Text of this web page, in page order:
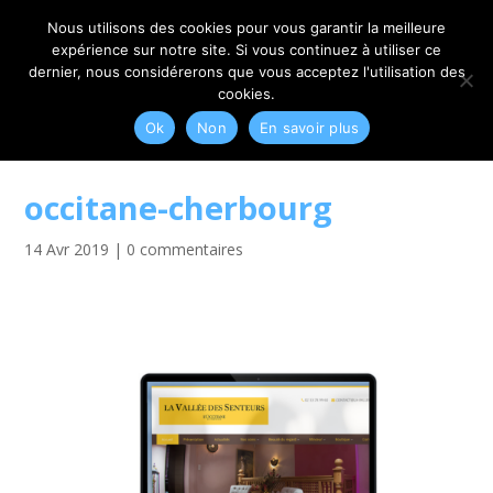
06 79 42 10 00 CONTACT@MYRIAM-CORBET.NET
occitane-cherbourg
14 Avr 2019 | 0 commentaires
Nous utilisons des cookies pour vous garantir la meilleure
expérience sur notre site. Si vous continuez à utiliser ce
dernier, nous considérerons que vous acceptez l'utilisation des
cookies.
Ok
Non En savoir plus